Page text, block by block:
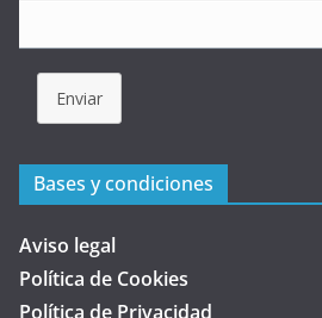
Enviar
Bases y condiciones
Aviso legal
Política de Cookies
Política de Privacidad